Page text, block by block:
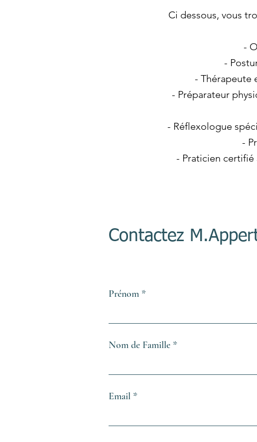
Ci dessous, vous
-
-
- Thérapeute
- Préparateur
- Réflexologue
-
- Praticien certifié
Contactez
Prénom
Nom de Famille
Email